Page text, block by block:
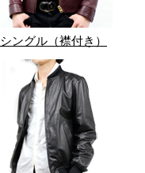
シングル（襟付き）